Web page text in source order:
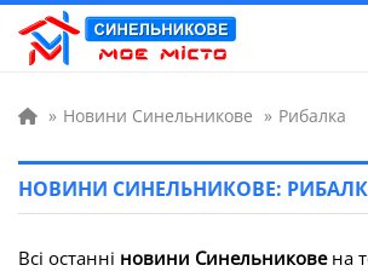
» Новини Синельникове » Рибалка
НОВИНИ СИНЕЛЬНИКОВЕ:
Всі останні новини Синельниковена